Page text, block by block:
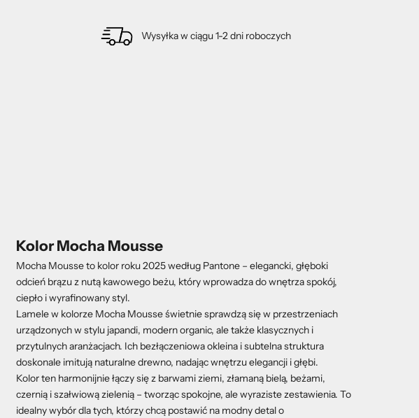
Wysyłka w ciągu 1-2 dni roboczych
Kolor Mocha Mousse
Mocha Mousse to kolor roku 2025 według Pantone – elegancki, głęboki
odcień brązu z nutą kawowego beżu, który wprowadza do wnętrza spokój,
ciepło i wyrafinowany styl.
Lamele w kolorze Mocha Mousse świetnie sprawdzą się w przestrzeniach
urządzonych w stylu japandi, modern organic, ale także klasycznych i
przytulnych aranżacjach. Ich bezłączeniowa okleina i subtelna struktura
doskonale imitują naturalne drewno, nadając wnętrzu elegancji i głębi.
Kolor ten harmonijnie łączy się z barwami ziemi, złamaną bielą, beżami,
czernią i szałwiową zielenią – tworząc spokojne, ale wyraziste zestawienia. To
idealny wybór dla tych, którzy chcą postawić na modny detal o